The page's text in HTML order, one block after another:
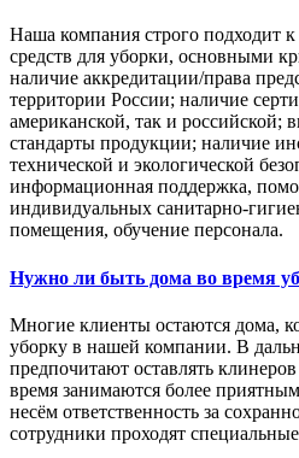
Наша компания строго подходит
средств для уборки, основными
наличие аккредитации/права
территории России; наличие
американской, так и российской;
стандарты продукции; наличие
технической и экологической
информационная поддержка,
индивидуальных санитарно-
помещения, обучение персонала.
Нужно ли быть дома во время
Многие клиенты остаются дома,
уборку в нашей компании. В
предпочитают оставлять
время занимаются более
несём ответственность за
сотрудники проходят